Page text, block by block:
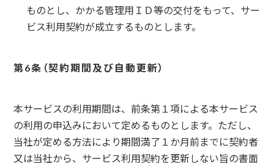
ものとし、かかる管理用ＩＤ等の交付をもって、サー
ビス利用契約が成立するものとします。
契約期間及び自動更新
本サービスの利用期間は、前条第１項による本サービス
の利用の申込みにおいて定めるものとします。ただし、
当社が定める方法により期間満了１か月前までに契約者
又は当社から、サービス利用契約を更新しない旨の書面